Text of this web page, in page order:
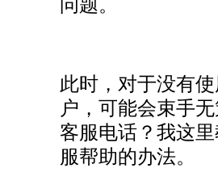
问题。
此时，对于没有
户，可能会束手
客服电话？我这
服帮助的办法。